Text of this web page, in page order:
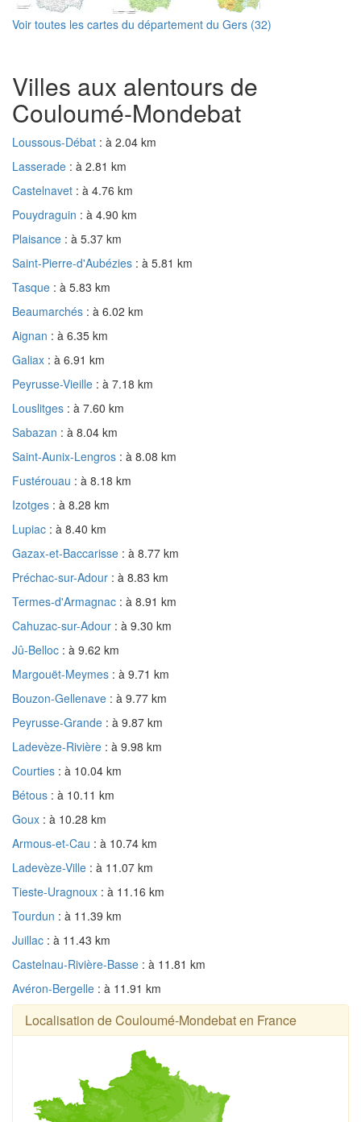
Voir toutes les cartes du département du Gers (32)
Villes aux alentours de
Couloumé-Mondebat
Loussous-Débat : à 2.04 km
Lasserade : à 2.81 km
Castelnavet : à 4.76 km
Pouydraguin : à 4.90 km
Plaisance : à 5.37 km
Saint-Pierre-d'Aubézies : à 5.81 km
Tasque : à 5.83 km
Beaumarchés : à 6.02 km
Aignan : à 6.35 km
Galiax : à 6.91 km
Peyrusse-Vieille : à 7.18 km
Louslitges : à 7.60 km
Sabazan : à 8.04 km
Saint-Aunix-Lengros : à 8.08 km
Fustérouau : à 8.18 km
Izotges : à 8.28 km
Lupiac : à 8.40 km
Gazax-et-Baccarisse : à 8.77 km
Préchac-sur-Adour : à 8.83 km
Termes-d'Armagnac : à 8.91 km
Cahuzac-sur-Adour : à 9.30 km
Jû-Belloc : à 9.62 km
Margouët-Meymes : à 9.71 km
Bouzon-Gellenave : à 9.77 km
Peyrusse-Grande : à 9.87 km
Ladevèze-Rivière : à 9.98 km
Courties : à 10.04 km
Bétous : à 10.11 km
Goux : à 10.28 km
Armous-et-Cau : à 10.74 km
Ladevèze-Ville : à 11.07 km
Tieste-Uragnoux : à 11.16 km
Tourdun : à 11.39 km
Juillac : à 11.43 km
Castelnau-Rivière-Basse : à 11.81 km
Avéron-Bergelle : à 11.91 km
Localisation de Couloumé-Mondebat en France